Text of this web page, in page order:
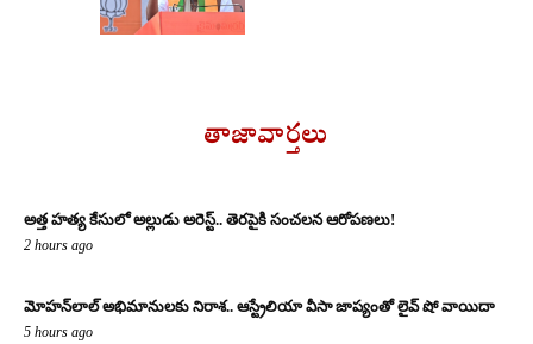
తాజావార్తలు
అత్త హత్య కేసులో అల్లుడు అరెస్ట్.. తెరపైకి సంచలన ఆరోపణలు!
2 hours ago
మోహన్‌లాల్ అభిమానులకు నిరాశ.. ఆస్ట్రేలియా వీసా జాప్యంతో లైవ్ షో వాయిదా
5 hours ago